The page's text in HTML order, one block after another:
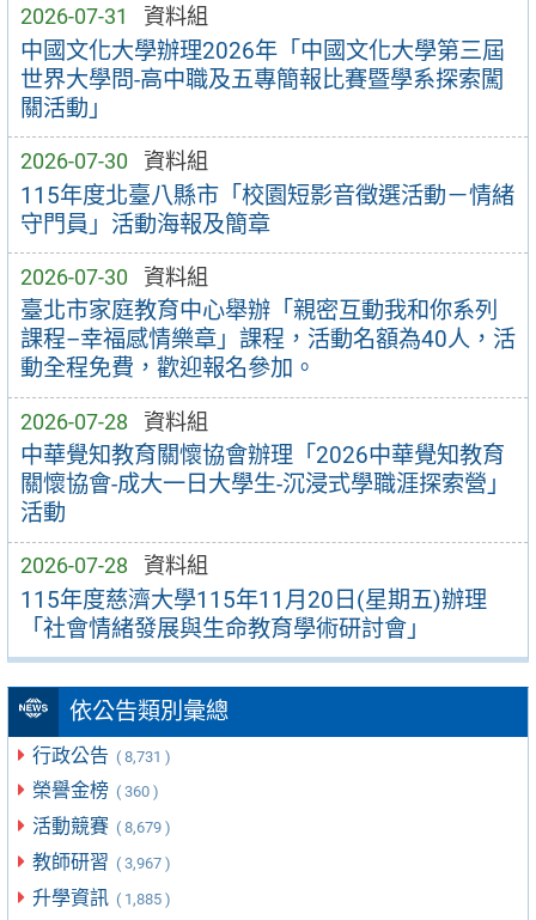
2026-07-31 資料組
中國文化大學辦理2026年「中國文化大學第三屆
世界大學問-高中職及五專簡報比賽暨學系探索闖
關活動」
2026-07-30 資料組
115年度北臺八縣市「校園短影音徵選活動－情緒
守門員」活動海報及簡章
2026-07-30 資料組
臺北市家庭教育中心舉辦「親密互動我和你系列
課程–幸福感情樂章」課程，活動名額為40人，活
動全程免費，歡迎報名參加。
2026-07-28 資料組
中華覺知教育關懷協會辦理「2026中華覺知教育
關懷協會-成大一日大學生-沉浸式學職涯探索營」
活動
2026-07-28 資料組
115年度慈濟大學115年11月20日(星期五)辦理
「社會情緒發展與生命教育學術研討會」
依公告類別彙總
行政公告 ( 8,731 )
榮譽金榜 ( 360 )
活動競賽 ( 8,679 )
教師研習 ( 3,967 )
升學資訊 ( 1,885 )